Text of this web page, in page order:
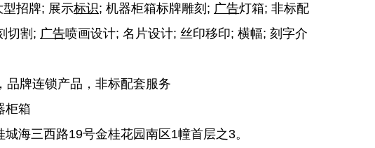
招牌; 展示标识; 机器柜箱标牌雕刻; 广告灯箱; 非标配
切割; 广告喷画设计; 名片设计; 丝印移印; 横幅; 刻字介
品牌连锁产品，非标配套服务
柜箱
海三西路19号金桂花园南区1幢首层之3。